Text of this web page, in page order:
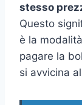
stesso
Questo
è la
pagare la
si avvicina